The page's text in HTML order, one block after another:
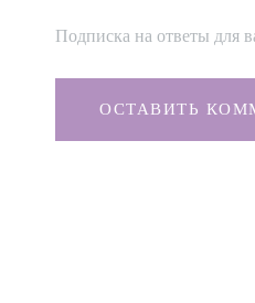
Подписка на ответы для
ОСТАВИТЬ